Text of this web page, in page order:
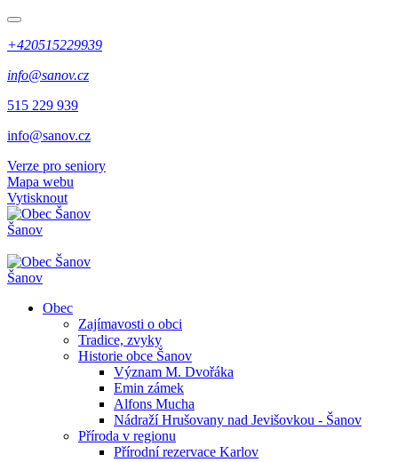
+420515229939
info@sanov.cz
515 229 939
info@sanov.cz
Verze pro seniory
Mapa webu
Vytisknout
Šanov
Šanov
Obec
Zajímavosti o obci
Tradice, zvyky
Historie obce Šanov
Význam M. Dvořáka
Emin zámek
Alfons Mucha
Nádraží Hrušovany nad Jevišovkou - Šanov
Příroda v regionu
Přírodní rezervace Karlov